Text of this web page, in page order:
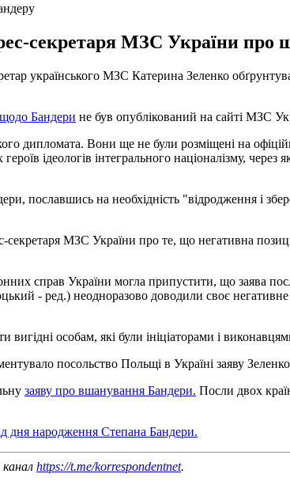
секретаря МЗС України про
українського МЗС Катерина Зеленко
Бандери не був опублікований на сайті МЗС
дипломата. Вони ще не були розміщені на
ідеологів інтегрального націоналізму,
пославшись на необхідність "відродження і
МЗС України про те, що негативна
справ України могла припустити, що заява
- ред.) неодноразово доводили своє негативне
особам, які були ініціаторами і
посольство Польщі в Україні заяву
заяву про вшанування Бандери. Посли двох
дня народження Степана Бандери.
https://t.me/korrespondentnet.